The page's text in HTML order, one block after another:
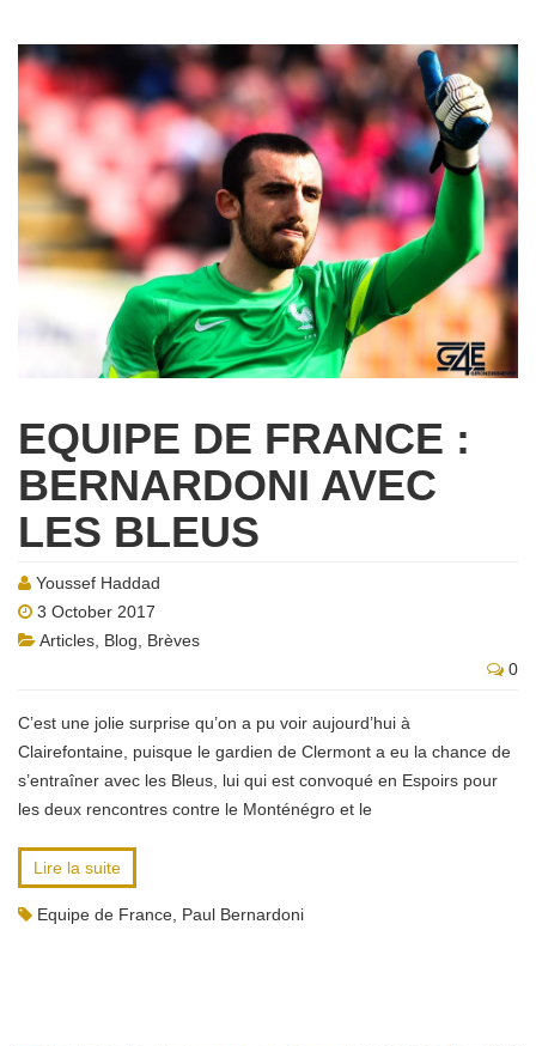
EQUIPE DE FRANCE :
BERNARDONI AVEC
LES BLEUS
Youssef Haddad
3 October 2017
Articles Blog
Brèves
0
C’est une jolie surprise qu’on a pu voir aujourd’hui à
Clairefontaine, puisque le gardien de Clermont a eu la chance de
s’entraîner avec les Bleus, lui qui est convoqué en Espoirs pour
les deux rencontres contre le Monténégro et le
Lire la suite
Equipe de France Paul Bernardoni